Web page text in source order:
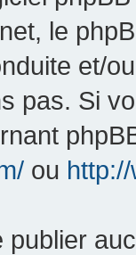
le
et/
pas. Si
ou
publier